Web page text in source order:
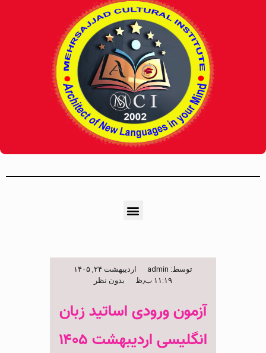
توسط:
اردیبهشت ۲۴, ۱۴۰۵
۱۱:۱۹ ب٫ظ
بدون نظر
آزمون ورودی اساتید زبان
انگلیسی اردیبهشت ۱۴۰۵